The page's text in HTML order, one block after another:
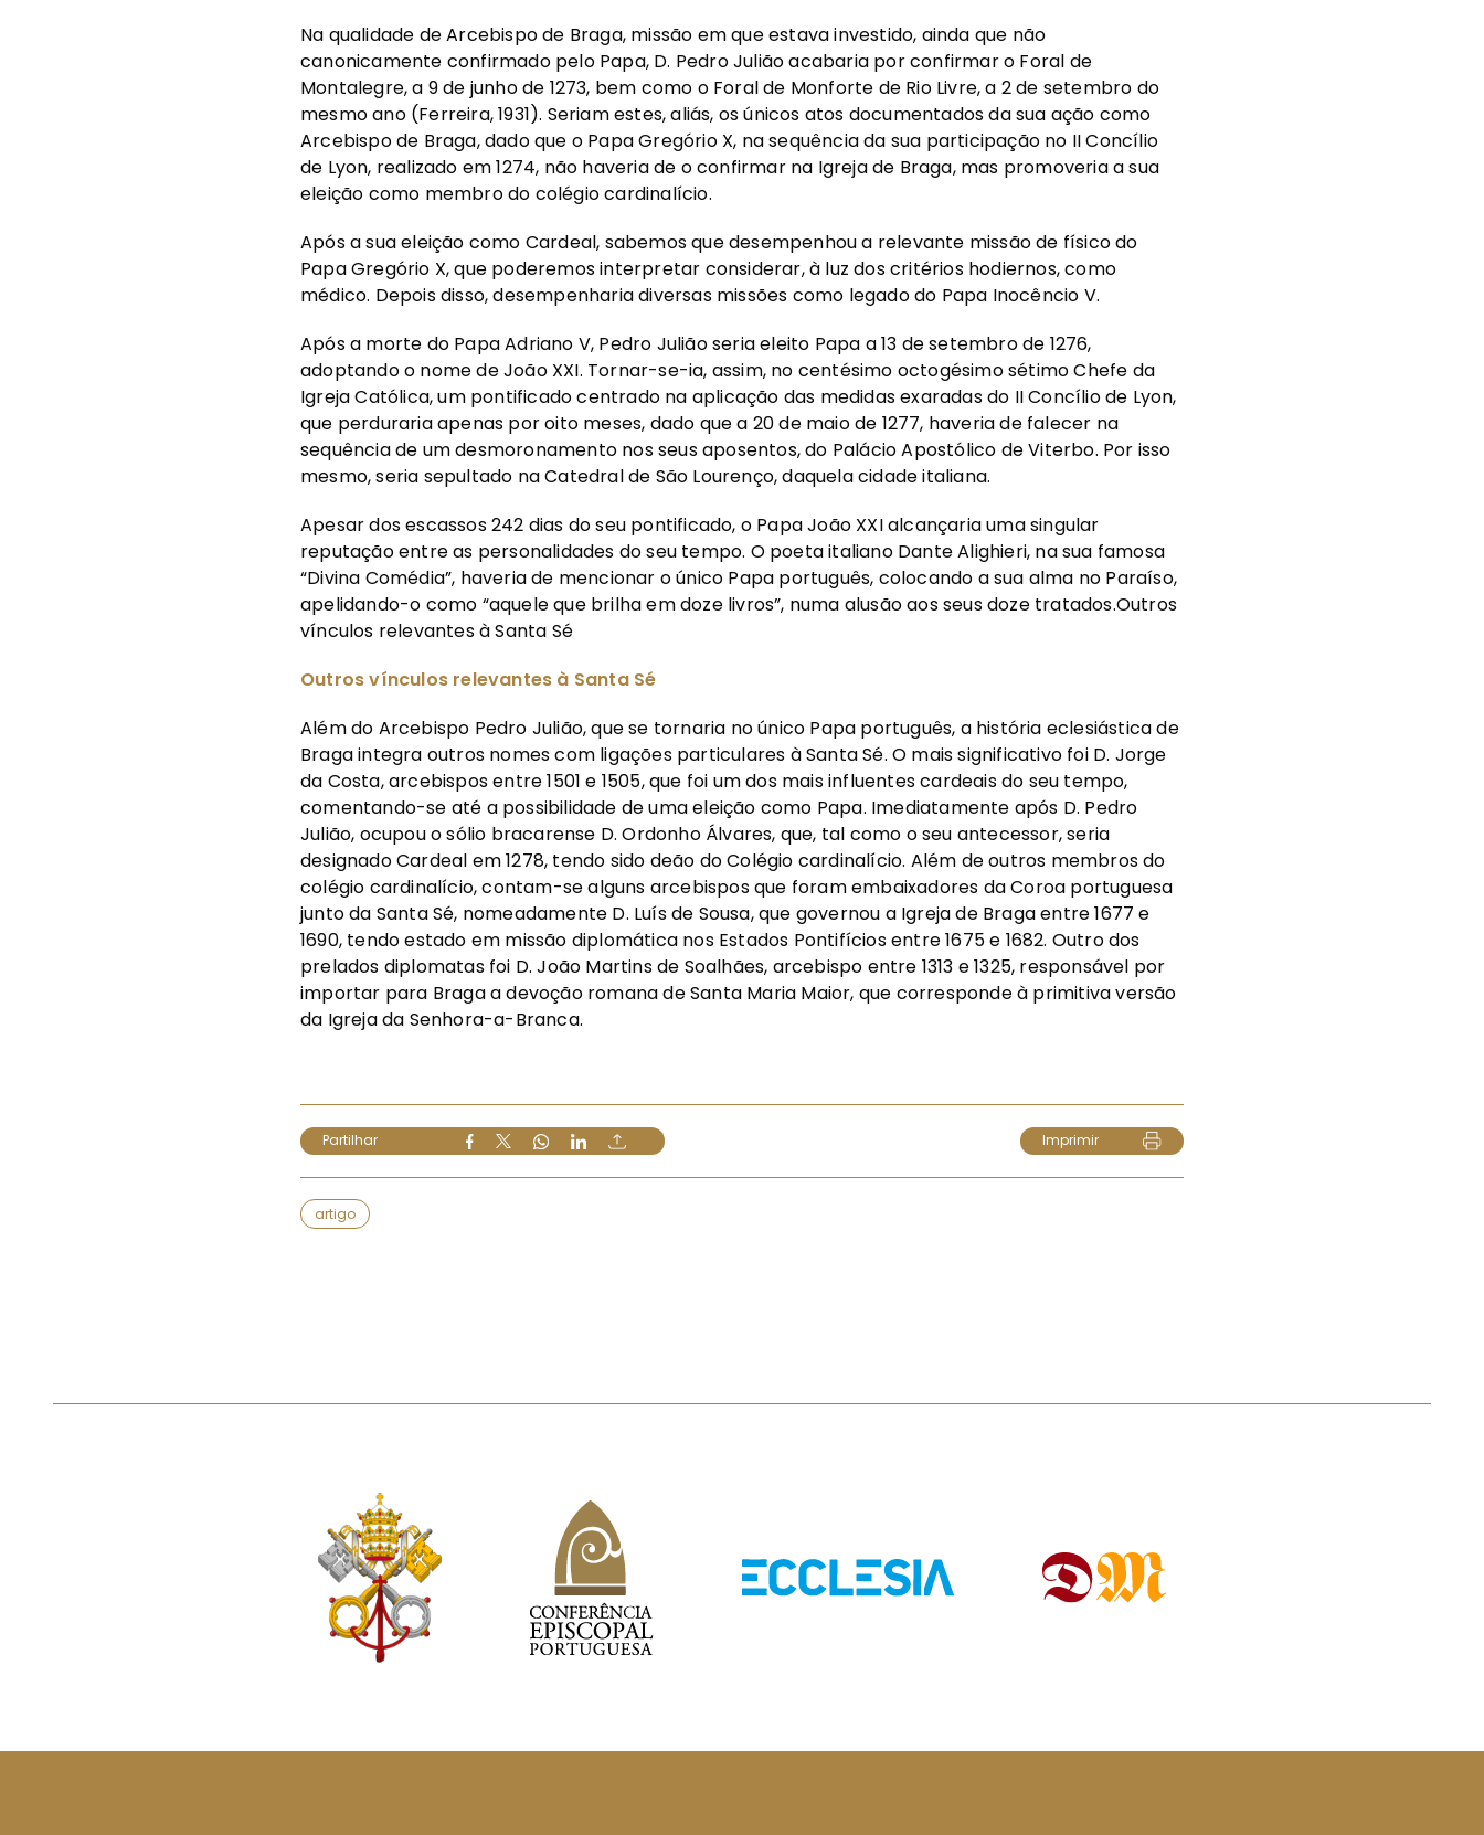
Na qualidade de Arcebispo de Braga, missão em que estava investido, ainda que não
canonicamente confirmado pelo Papa, D. Pedro Julião acabaria por confirmar o Foral de
Montalegre, a 9 de junho de 1273, bem como o Foral de Monforte de Rio Livre, a 2 de setembro do
mesmo ano (Ferreira, 1931). Seriam estes, aliás, os únicos atos documentados da sua ação como
Arcebispo de Braga, dado que o Papa Gregório X, na sequência da sua participação no II Concílio
de Lyon, realizado em 1274, não haveria de o confirmar na Igreja de Braga, mas promoveria a sua
eleição como membro do colégio cardinalício.
Após a sua eleição como Cardeal, sabemos que desempenhou a relevante missão de físico do
Papa Gregório X, que poderemos interpretar considerar, à luz dos critérios hodiernos, como
médico. Depois disso, desempenharia diversas missões como legado do Papa Inocêncio V.
Após a morte do Papa Adriano V, Pedro Julião seria eleito Papa a 13 de setembro de 1276,
adoptando o nome de João XXI. Tornar-se-ia, assim, no centésimo octogésimo sétimo Chefe da
Igreja Católica, um pontificado centrado na aplicação das medidas exaradas do II Concílio de Lyon,
que perduraria apenas por oito meses, dado que a 20 de maio de 1277, haveria de falecer na
sequência de um desmoronamento nos seus aposentos, do Palácio Apostólico de Viterbo. Por isso
mesmo, seria sepultado na Catedral de São Lourenço, daquela cidade italiana.
Apesar dos escassos 242 dias do seu pontificado, o Papa João XXI alcançaria uma singular
reputação entre as personalidades do seu tempo. O poeta italiano Dante Alighieri, na sua famosa
“Divina Comédia”, haveria de mencionar o único Papa português, colocando a sua alma no Paraíso,
apelidando-o como “aquele que brilha em doze livros”, numa alusão aos seus doze tratados.Outros
vínculos relevantes à Santa Sé
Outros vínculos relevantes à Santa Sé
Além do Arcebispo Pedro Julião, que se tornaria no único Papa português, a história eclesiástica de
Braga integra outros nomes com ligações particulares à Santa Sé. O mais significativo foi D. Jorge
da Costa, arcebispos entre 1501 e 1505, que foi um dos mais influentes cardeais do seu tempo,
comentando-se até a possibilidade de uma eleição como Papa. Imediatamente após D. Pedro
Julião, ocupou o sólio bracarense D. Ordonho Álvares, que, tal como o seu antecessor, seria
designado Cardeal em 1278, tendo sido deão do Colégio cardinalício. Além de outros membros do
colégio cardinalício, contam-se alguns arcebispos que foram embaixadores da Coroa portuguesa
junto da Santa Sé, nomeadamente D. Luís de Sousa, que governou a Igreja de Braga entre 1677 e
1690, tendo estado em missão diplomática nos Estados Pontifícios entre 1675 e 1682. Outro dos
prelados diplomatas foi D. João Martins de Soalhães, arcebispo entre 1313 e 1325, responsável por
importar para Braga a devoção romana de Santa Maria Maior, que corresponde à primitiva versão
da Igreja da Senhora-a-Branca.
Partilhar Imprimir
artigo